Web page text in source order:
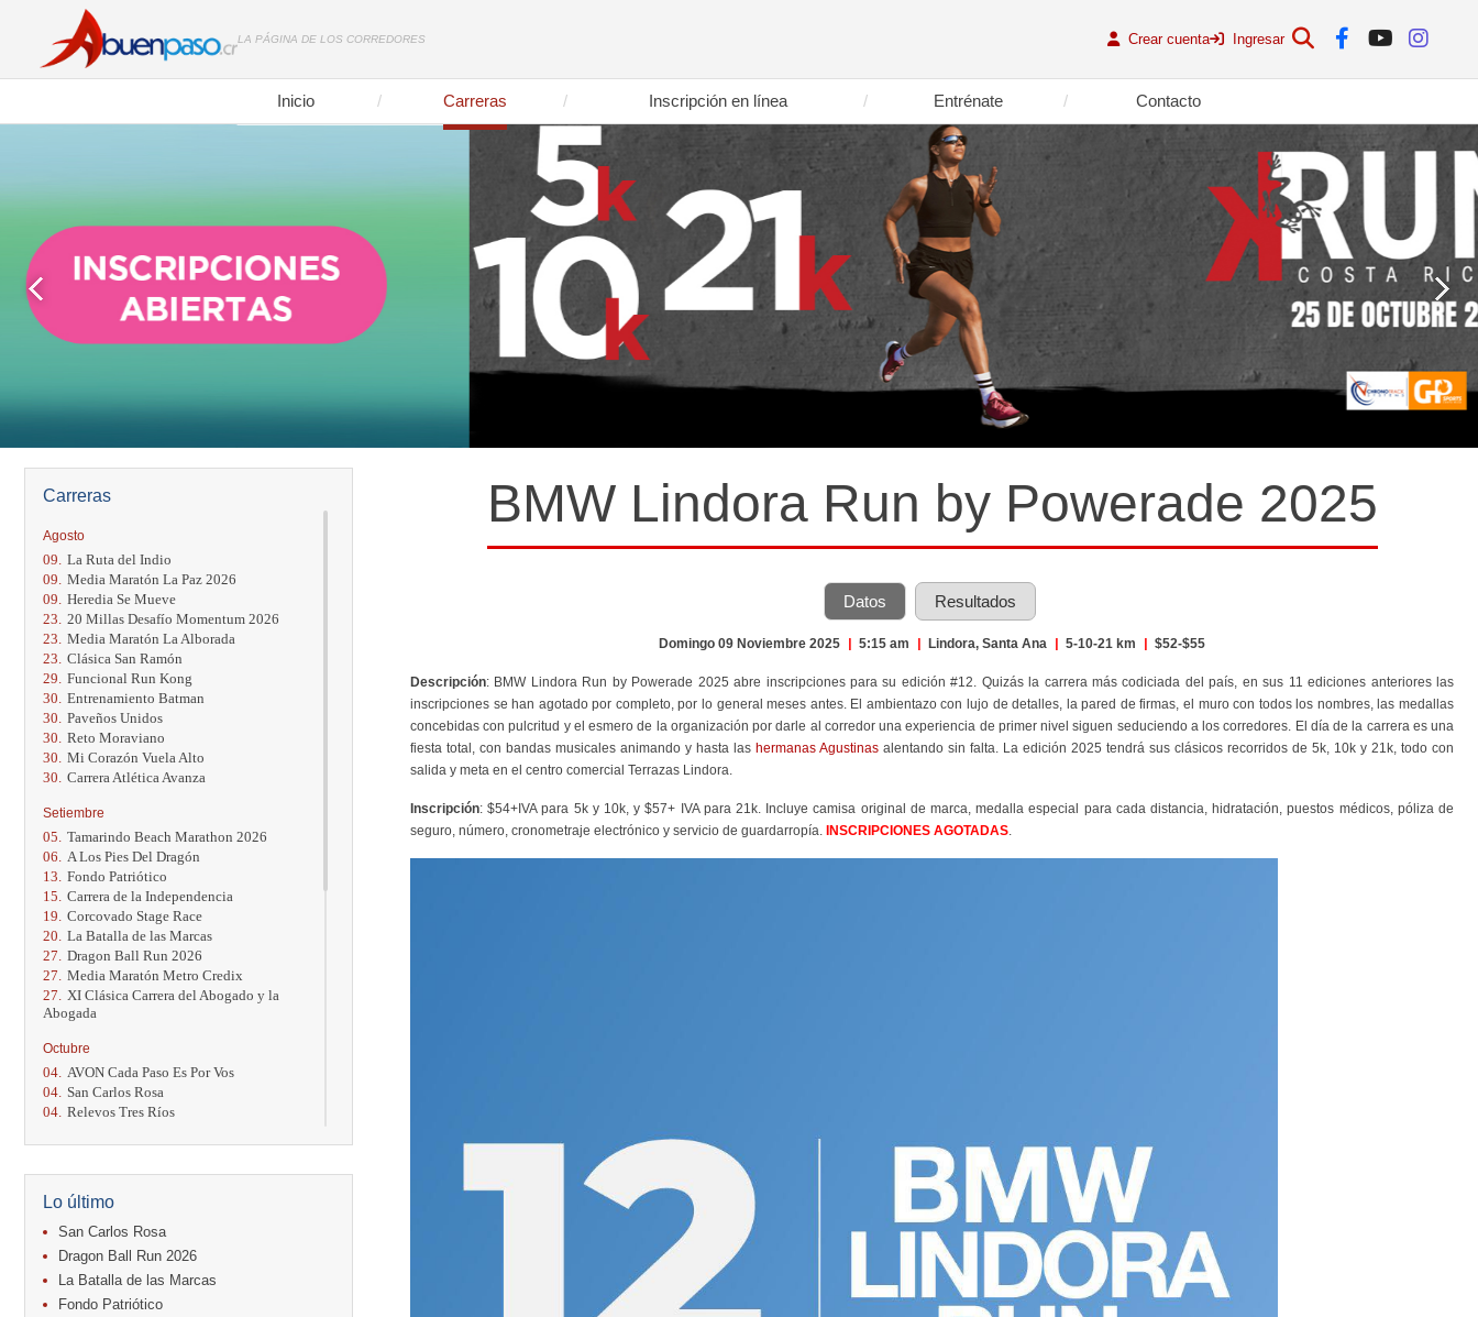
LA PÁGINA DE LOS CORREDORES Crear cuenta Ingresar
Inicio Carreras Inscripción en línea Entrénate Contacto
Carreras
Agosto
09. La Ruta del Indio
09. Media Maratón La Paz 2026
09. Heredia Se Mueve
23. 20 Millas Desafío Momentum 2026
23. Media Maratón La Alborada
23. Clásica San Ramón
29. Funcional Run Kong
30. Entrenamiento Batman
30. Paveños Unidos
30. Reto Moraviano
30. Mi Corazón Vuela Alto
30. Carrera Atlética Avanza
Setiembre
05. Tamarindo Beach Marathon 2026
06.
A Los Pies Del Dragón
13. Fondo Patriótico
15. Carrera de la Independencia
19. Corcovado Stage Race
20. La Batalla de las Marcas
27. Dragon Ball Run 2026
27. Media Maratón Metro Credix
27.
XI Clásica Carrera del Abogado y la
Abogada
Octubre
04. AVON Cada Paso Es Por Vos
04. San Carlos Rosa
04. Relevos Tres Ríos
17. Caribe Paradise Run
Casa Turire Trail Run
18. Warriors Run Circuit
18. Samsung Jacó Beach Half Marathon
2026
KRun by Under Armour
25. Run Alajuela
31. Halloween Fun Run
Lo último
San Carlos Rosa
Dragon Ball Run 2026
La Batalla de las Marcas
Fondo Patriótico
BMW Lindora Run by Powerade 2025
Datos Resultados
Domingo 09 Noviembre 2025 | 5:15 am | Lindora, Santa Ana | 5-10-21 km | $52-$55
Descripción: BMW Lindora Run by Powerade 2025 abre inscripciones para su edición #12. Quizás la carrera más codiciada del país, en sus 11 ediciones anteriores las
inscripciones se han agotado por completo, por lo general meses antes. El ambientazo con lujo de detalles, la pared de firmas, el muro con todos los nombres, las medallas
concebidas con pulcritud y el esmero de la organización por darle al corredor una experiencia de primer nivel siguen seduciendo a los corredores. El día de la carrera es una
fiesta total, con bandas musicales animando y hasta las hermanas Agustinas alentando sin falta. La edición 2025 tendrá sus clásicos recorridos de 5k, 10k y 21k, todo con
salida y meta en el centro comercial Terrazas Lindora.
Inscripción: $54+IVA para 5k y 10k, y $57+ IVA para 21k. Incluye camisa original de marca, medalla especial para cada distancia, hidratación, puestos médicos, póliza de
seguro, número, cronometraje electrónico y servicio de guardarropía. INSCRIPCIONES AGOTADAS